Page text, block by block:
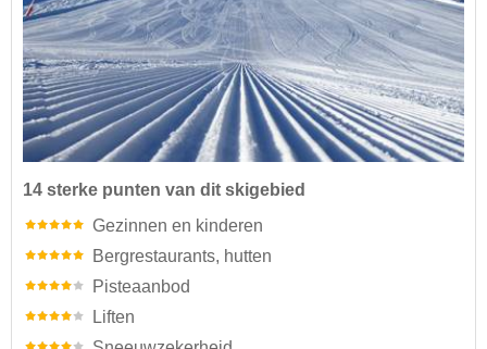
14 sterke punten van dit skigebied
Gezinnen en kinderen
Bergrestaurants, hutten
Pisteaanbod
Liften